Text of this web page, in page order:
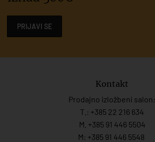
PRIJAVI SE
Kontakt
Prodajno izložbeni salon:
T.: +385 22 216 634
M. +385 91 446 5504
M: +385 91 446 5548